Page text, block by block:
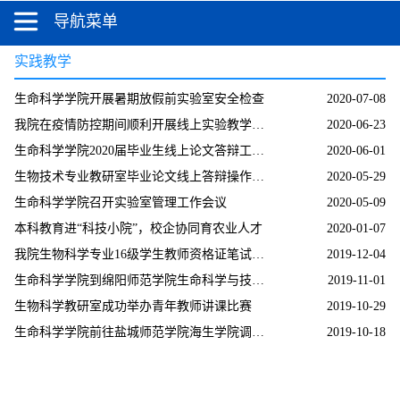
导航菜单
实践教学
2020-07-08
生命科学学院开展暑期放假前实验室安全检查
2020-06-23
我院在疫情防控期间顺利开展线上实验教学工作
2020-06-01
生命科学学院2020届毕业生线上论文答辩工作顺...
2020-05-29
生物技术专业教研室毕业论文线上答辩操作规程
2020-05-09
生命科学学院召开实验室管理工作会议
2020-01-07
本科教育进“科技小院”，校企协同育农业人才
2019-12-04
我院生物科学专业16级学生教师资格证笔试、面...
2019-11-01
生命科学学院到绵阳师范学院生命科学与技术学...
2019-10-29
生物科学教研室成功举办青年教师讲课比赛
2019-10-18
生命科学学院前往盐城师范学院海生学院调研学习